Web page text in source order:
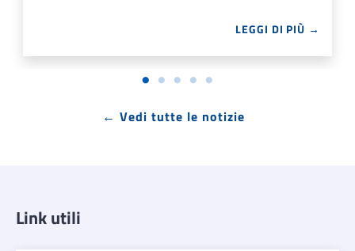
LEGGI DI PIÙ →
← Vedi tutte le notizie
Link utili